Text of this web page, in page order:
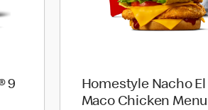
9
Homestyle Nacho El
Maco Chicken Menu